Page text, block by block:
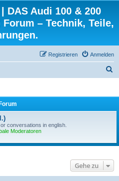
DAS Audi 100 & 200
Forum – Technik, Teile,
Anmelden
Registrieren
Forum
conversations in english.
Moderatoren
Gehe zu